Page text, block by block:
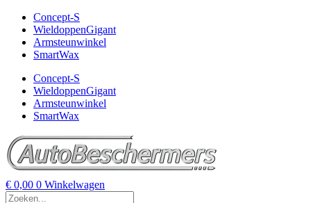
Concept-S
WieldoppenGigant
Armsteunwinkel
SmartWax
Concept-S
WieldoppenGigant
Armsteunwinkel
SmartWax
€ 0,00 0 Winkelwagen